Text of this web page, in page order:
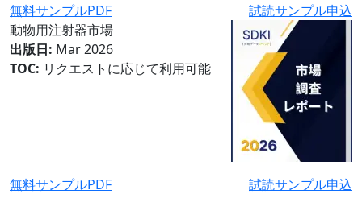
無料サンプルPDF
試読サンプル申込
動物用注射器市場
出版日: Mar 2026
TOC: リクエストに応じて利用可能
無料サンプルPDF 試読サンプル申込